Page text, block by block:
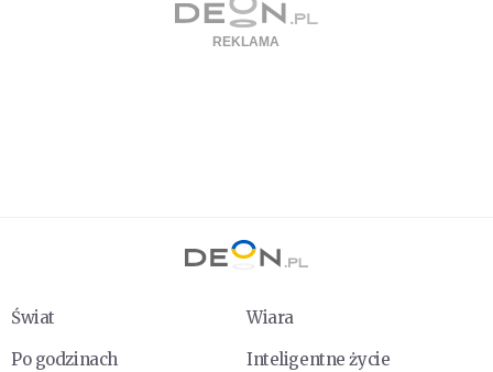
Świat
Wiara
Po godzinach
Inteligentne życie